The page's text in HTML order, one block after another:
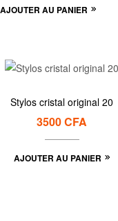
AJOUTER AU PANIER
Stylos cristal original 20
3500CFA
AJOUTER AU PANIER